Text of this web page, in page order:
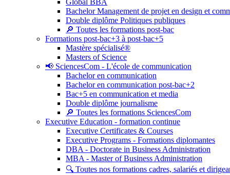
Global BBA
Bachelor Management de projet en design et
Double diplôme Politiques publiques
🔎 Toutes les formations post-bac
Formations post-bac+3 à post-bac+5
Mastère spécialisé®
Masters of Science
📢 SciencesCom - L'école de communication
Bachelor en communication
Bachelor en communication post-bac+2
Bac+5 en communication et media
Double diplôme journalisme
🔎 Toutes les formations SciencesCom
Executive Education - formation continue
Executive Certificates & Courses
Executive Programs - Formations diplomantes
DBA - Doctorate in Business Administration
MBA - Master of Business Administration
🔍 Toutes nos formations cadres, salariés et